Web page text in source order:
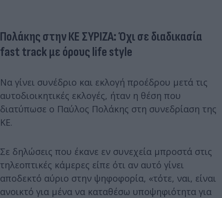
Πολάκης στην ΚΕ ΣΥΡΙΖΑ: Όχι σε διαδικασία
fast track με όρους life style
Να γίνει συνέδριο και εκλογή προέδρου μετά τις
αυτοδιοικητικές εκλογές, ήταν η θέση που
διατύπωσε ο Παύλος Πολάκης στη συνεδρίαση της
ΚΕ.
Σε δηλώσεις που έκανε εν συνεχεία μπροστά στις
τηλεοπτικές κάμερες είπε ότι αν αυτό γίνει
αποδεκτό αύριο στην ψηφοφορία, «τότε, ναι, είναι
ανοικτό για μένα να καταθέσω υποψηφιότητα για